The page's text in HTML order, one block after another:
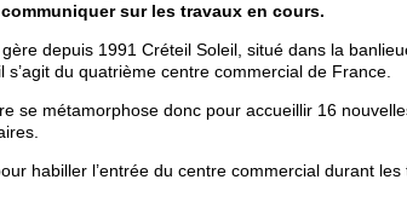
sur les travaux en cours.
depuis 1991 Créteil Soleil, situé dans la
du quatrième centre commercial de France.
se métamorphose donc pour accueillir 16
habiller l’entrée du centre commercial durant